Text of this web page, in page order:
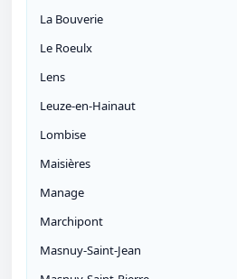
La Bouverie
Le Roeulx
Lens
Leuze-en-Hainaut
Lombise
Maisières
Manage
Marchipont
Masnuy-Saint-Jean